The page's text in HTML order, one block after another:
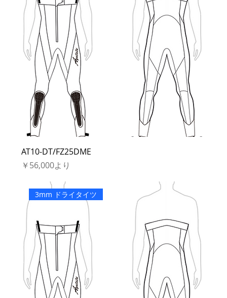
AT10-DT/FZ25DME
￥56,000より
セール価格
3mm ドライタイツ